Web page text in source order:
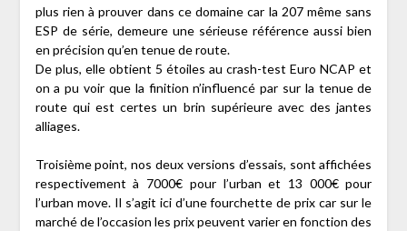
plus rien à prouver dans ce domaine car la 207 même sans
ESP de série, demeure une sérieuse référence aussi bien
en précision qu’en tenue de route.
De plus, elle obtient 5 étoiles au crash-test Euro NCAP et
on a pu voir que la finition n’influencé par sur la tenue de
route qui est certes un brin supérieure avec des jantes
alliages.
Troisième point, nos deux versions d’essais, sont affichées
respectivement à 7000€ pour l’urban et 13 000€ pour
l’urban move. Il s’agit ici d’une fourchette de prix car sur le
marché de l’occasion les prix peuvent varier en fonction des